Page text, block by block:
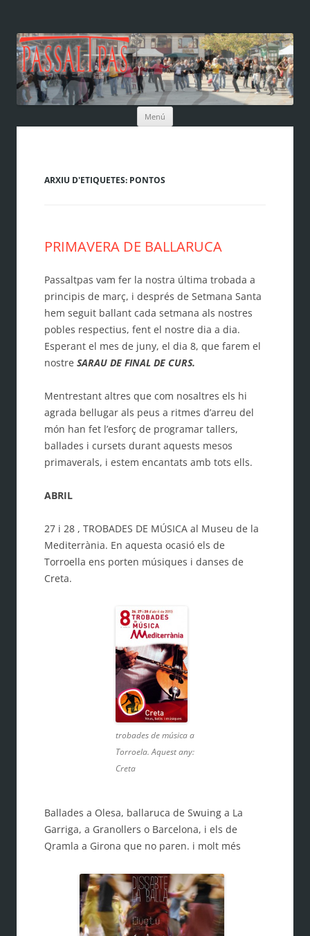
Menú
contingut
ARXIU D'ETIQUETES: PONTOS
PRIMAVERA DE BALLARUCA
Passaltpas vam fer la nostra última trobada a
principis de març, i després de Setmana Santa
hem seguit ballant cada setmana als nostres
pobles respectius, fent el nostre dia a dia.
Esperant el mes de juny, el dia 8, que farem el
nostre SARAU DE FINAL DE CURS.
Mentrestant altres que com nosaltres els hi
agrada bellugar als peus a ritmes d’arreu del
món han fet l’esforç de programar tallers,
ballades i cursets durant aquests mesos
primaverals, i estem encantats amb tots ells.
ABRIL
27 i 28 , TROBADES DE MÚSICA al Museu de la
Mediterrània. En aquesta ocasió els de
Torroella ens porten músiques i danses de
Creta.
trobades de música a
Torroela. Aquest any:
Creta
Ballades a Olesa, ballaruca de Swuing a La
Garriga, a Granollers o Barcelona, i els de
Qramla a Girona que no paren. i molt més